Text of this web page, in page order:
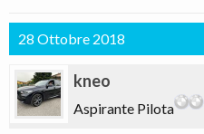
28 Ottobre 2018
kneo
Aspirante Pilota